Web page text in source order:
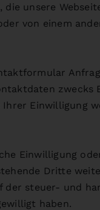
die unsere
von einem
zwecks
Einwilligung
Einwilligung
Dritte
der steuer- und
haben.